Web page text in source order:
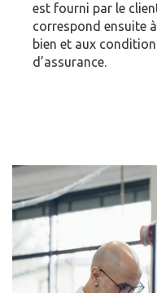
est fourni par le
correspond ensuite
bien et aux
d’assurance.